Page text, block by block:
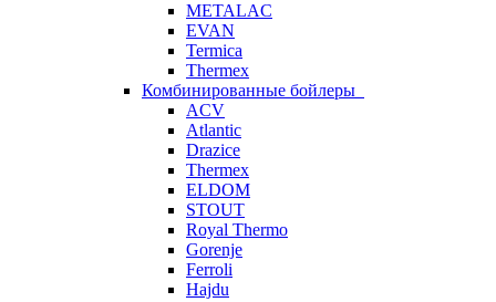
METALAC
EVAN
Termica
Thermex
Комбинированные бойлеры
ACV
Atlantic
Drazice
Thermex
ELDOM
STOUT
Royal Thermo
Gorenje
Ferroli
Hajdu